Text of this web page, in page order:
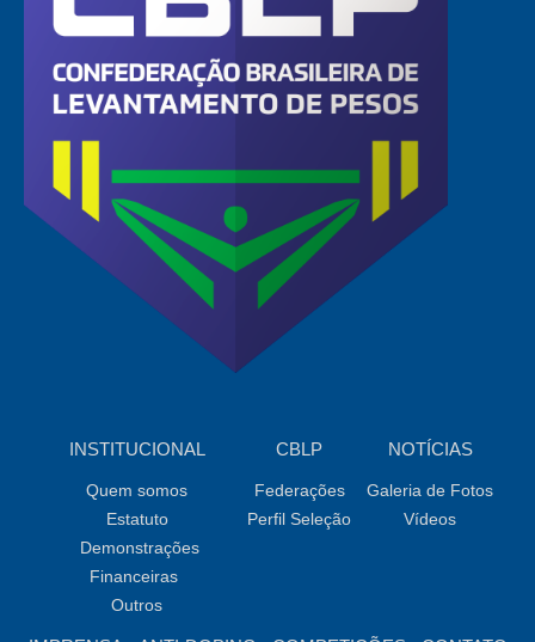
INSTITUCIONAL
Quem somos
Estatuto
Demonstrações
Financeiras
Outros
CBLP
Federações
Perfil Seleção
NOTÍCIAS
Galeria de Fotos
Vídeos